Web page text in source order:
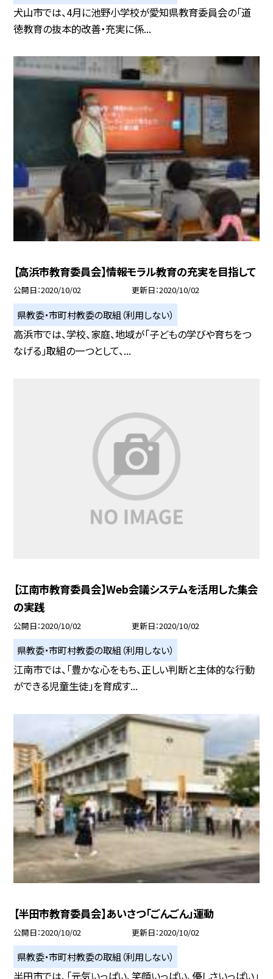
犬山市では、4月に池野小学校が愛知県教育委員会の「道
徳教育の抜本的改善・充実に係...
【高浜市教育委員会】情報モラル教育の充実を目指して
公開日 2020/10/02 更新日 2020/10/02
県教委・市町村教委の取組（利用しない）
高浜市では、学校、家庭、地域が「子どもの学びや育ちをつ
なげる」取組の一つとして、...
【江南市教育委員会】Web会議システムを活用した集会
の実践
公開日 2020/10/02 更新日 2020/10/02
県教委・市町村教委の取組（利用しない）
江南市では、「豊かな心をもち、正しい判断と主体的な行動
ができる児童生徒」を育成す...
【半田市教育委員会】あいさつ「ごんごん」運動
公開日 2020/10/02 更新日 2020/10/02
県教委・市町村教委の取組（利用しない）
半田市では、「元気いっぱい、笑顔いっぱい、優しさいっぱい」